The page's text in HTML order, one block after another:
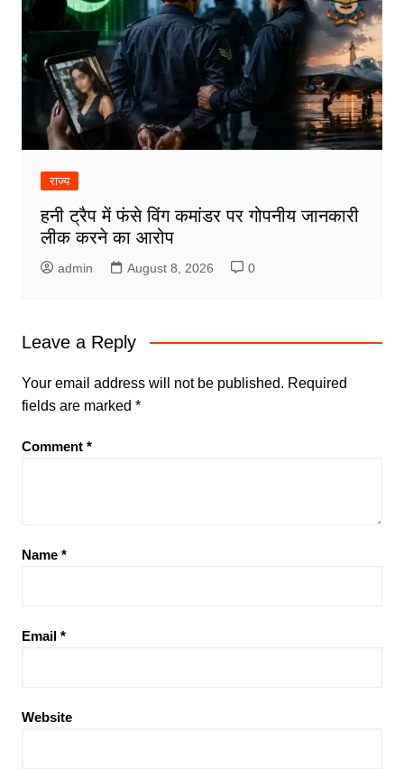
राज्य
हनी ट्रैप में फंसे विंग कमांडर पर गोपनीय जानकारी
लीक करने का आरोप
admin August 8, 2026 0
Leave a Reply
Your email address will not be published. Required
fields are marked *
Comment *
Name *
Email *
Website